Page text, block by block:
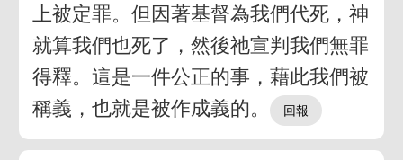
上被定罪。但因著基督為我們代死，神
就算我們也死了，然後祂宣判我們無罪
得釋。這是一件公正的事，藉此我們被
稱義，也就是被作成義的。